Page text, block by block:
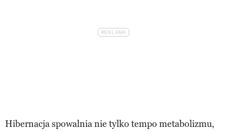
Hibernacja spowalnia nie tylko tempo metabolizmu,